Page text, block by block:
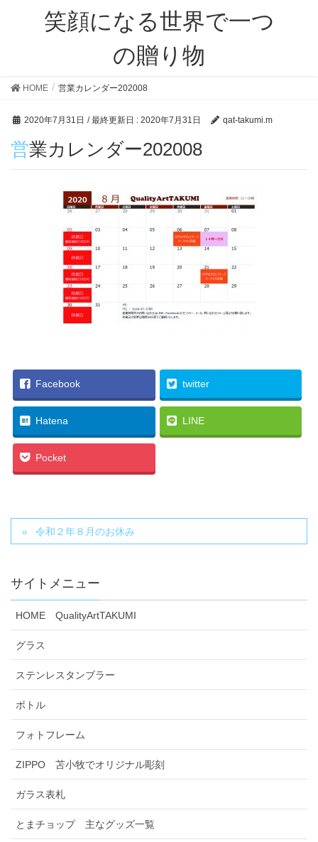
笑顔になる世界で一つ
の贈り物
HOME 営業カレンダー202008
2020年7月31日 / 最終更新日 : 2020年7月31日 qat-takumi.m
営業カレンダー202008
Facebook twitter
Hatena LINE
Pocket
令和２年８月のお休み
サイトメニュー
HOME QualityArtTAKUMI
グラス
ステンレスタンブラー
ボトル
フォトフレーム
ZIPPO 苫小牧でオリジナル彫刻
ガラス表札
とまチョップ 主なグッズ一覧